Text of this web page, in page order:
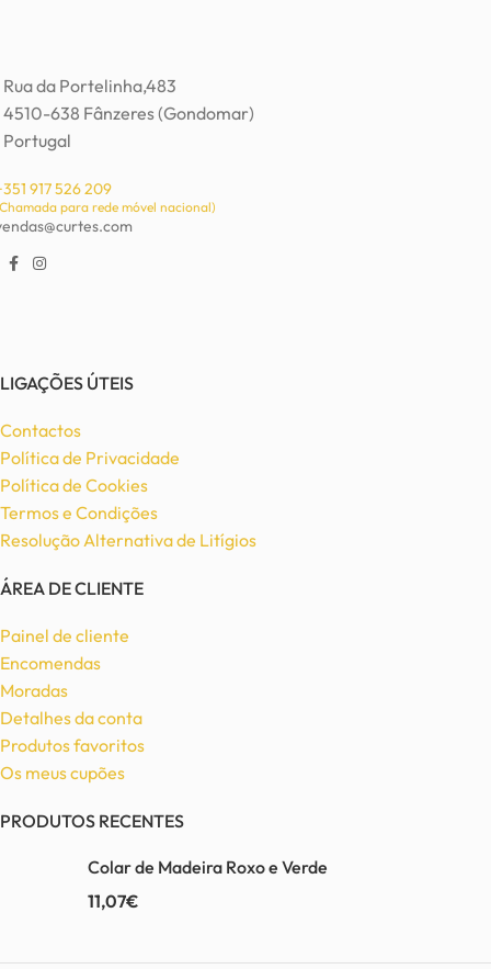
Rua da Portelinha,483
4510-638 Fânzeres (Gondomar)
Portugal
917 526 209
para rede móvel nacional)
LIGAÇÕES ÚTEIS
Contactos
Política de Privacidade
Política de Cookies
Termos e Condições
Resolução Alternativa de Litígios
ÁREA DE CLIENTE
Painel de cliente
Encomendas
Moradas
Detalhes da conta
Produtos favoritos
Os meus cupões
PRODUTOS RECENTES
Colar de Madeira Roxo e Verde
11,07€